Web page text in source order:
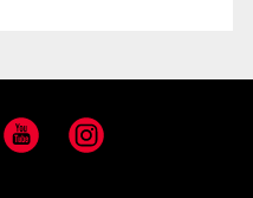
YouTube Instagram